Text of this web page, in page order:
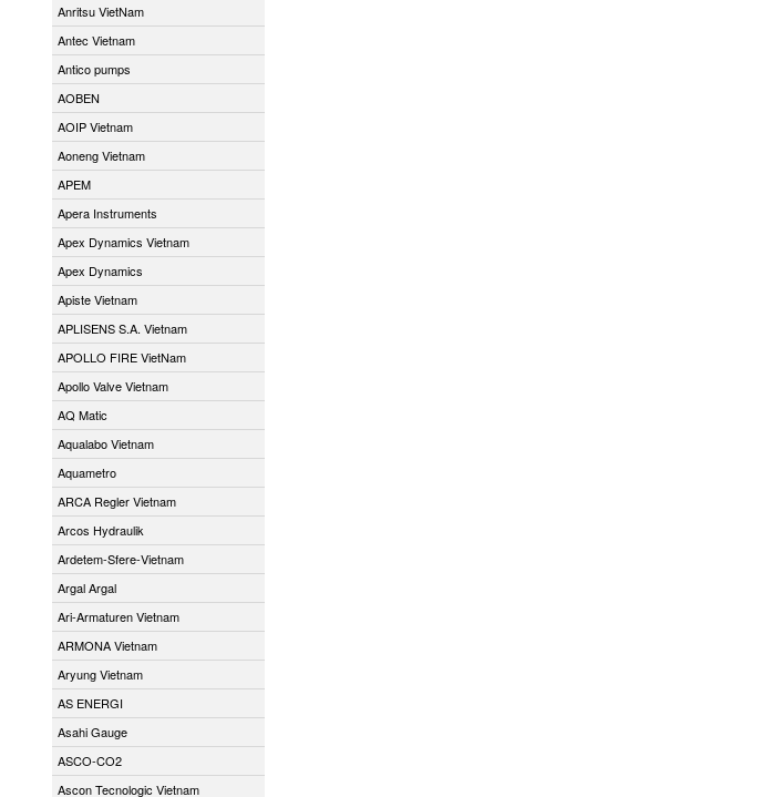
Anritsu VietNam
Antec Vietnam
Antico pumps
AOBEN
AOIP Vietnam
Aoneng Vietnam
APEM
Apera Instruments
Apex Dynamics Vietnam
Apex Dynamics
Apiste Vietnam
APLISENS S.A. Vietnam
APOLLO FIRE VietNam
Apollo Valve Vietnam
AQ Matic
Aqualabo Vietnam
Aquametro
ARCA Regler Vietnam
Arcos Hydraulik
Ardetem-Sfere-Vietnam
Argal Argal
Ari-Armaturen Vietnam
ARMONA Vietnam
Aryung Vietnam
AS ENERGI
Asahi Gauge
ASCO-CO2
Ascon Tecnologic Vietnam